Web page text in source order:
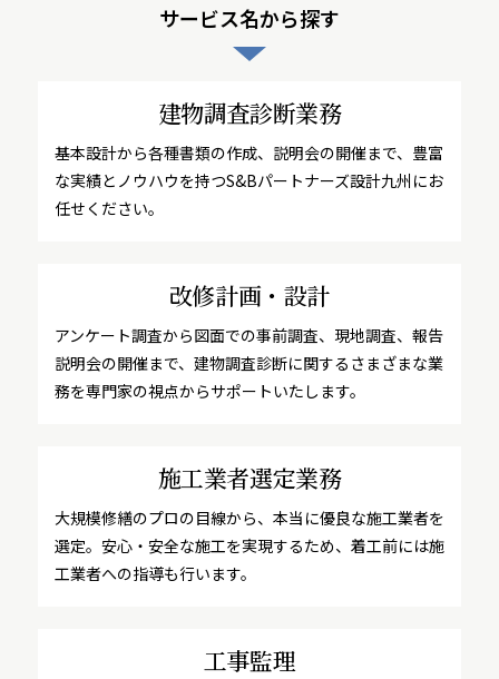
サービス名から探す
建物調査診断業務
基本設計から各種書類の作成、説明会の開催まで、豊富
な実績とノウハウを持つS&Bパートナーズ設計九州にお
任せください。
改修計画・設計
アンケート調査から図面での事前調査、現地調査、報告
説明会の開催まで、建物調査診断に関するさまざまな業
務を専門家の視点からサポートいたします。
施工業者選定業務
大規模修繕のプロの目線から、本当に優良な施工業者を
選定。安心・安全な施工を実現するため、着工前には施
工業者への指導も行います。
工事監理